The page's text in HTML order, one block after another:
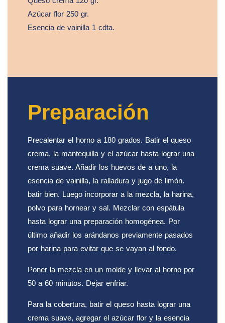
Azúcar flor 250 gr.
Esencia de vainilla 1 cdta.
Preparación
Precalentar el horno a 180 grados. Batir el queso
crema, la mantequilla y el azúcar hasta lograr una
crema suave. Añadir los huevos de a uno, la
esencia de vainilla, la ralladura y jugo de limón.
batir bien. Luego incorporar a la mezcla, la harina,
polvo para hornear y sal. Mezclar con espátula
hasta lograr una preparación homogénea. Por
último añadir los arándanos previamente pasados
por harina para evitar que se vayan al fondo.
Poner la mezcla en un molde y llevar al horno por
50 a 60 minutos. Dejar enfriar.
Para la cobertura, batir el queso hasta lograr una
crema suave, agregar el azúcar flor y la esencia